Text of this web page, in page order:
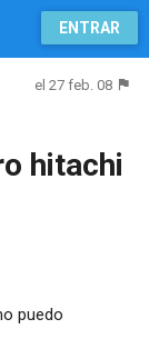
ENTRAR
el 27 feb. 08
hitachi
puedo